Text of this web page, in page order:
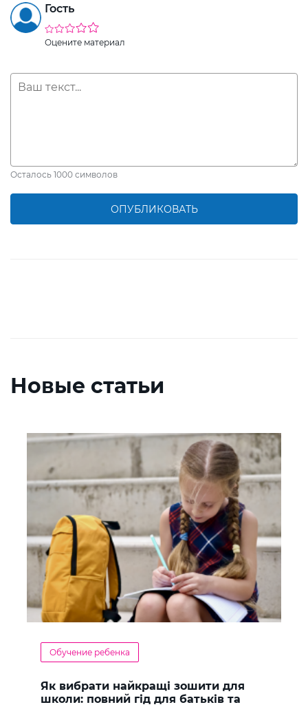
Гость
Оцените материал
Осталось 1000 символов
ОПУБЛИКОВАТЬ
Новые статьи
Обучение ребенка
Як вибрати найкращі зошити для
школи: повний гід для батьків та